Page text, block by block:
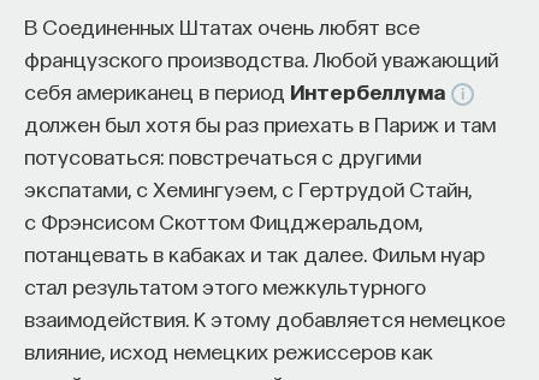
В Соединенных Штатах очень любят все
французского производства. Любой уважающий
себя американец в период Интербеллума
должен был хотя бы раз приехать в Париж и там
потусоваться: повстречаться с другими
экспатами, с Хемингуэем, с Гертрудой Стайн,
с Фрэнсисом Скоттом Фицджеральдом,
потанцевать в кабаках и так далее. Фильм нуар
стал результатом этого межкультурного
взаимодействия. К этому добавляется немецкое
влияние, исход немецких режиссеров как
Naukka Talents
, рекрутинговое агентство,
созданное для поддержки специалистов,
желающих работать в глобальных инновационных
индустриях.
В ходе работы с научным сообществом Ивар
и его команда обнаружили, что инновационные
индустрии испытывают кадровый голод,
особенно молодые deep tech и биотех компании.
Исследование аудитории ПостНауки
подтвердило масштаб: более60%слушателей
проекта имеют STEM-образование, при этом
пор как американский режиссер Джордж Лукас
использовал идеи Кэмпбелла при создании
«Звездных войн», концепция мономифа стала
навигатором для скринрайтеров. Сегодня
на ее основе создаются популярнейшие образцы
голливудской продукции вроде «Матрицы», «Игры
престолов», фильмов по комиксной вселенной
Marvel. Так в основу голливудского сторителлинга
были положены научные и философские
основания. Рассмотрим кратко, в чем суть этой
концепции и как именно она применяется